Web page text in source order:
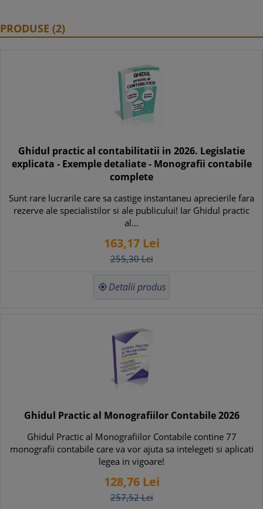
PRODUSE (2)
Ghidul practic al contabilitatii in 2026. Legislatie
explicata - Exemple detaliate - Monografii contabile
complete
Sunt rare lucrarile care sa castige instantaneu aprecierile fara
rezerve ale specialistilor si ale publicului! Iar Ghidul practic
al...
255,30Lei
163,17Lei
 Detalii produs
Ghidul Practic al Monografiilor Contabile 2026
Ghidul Practic al Monografiilor Contabile contine 77
monografii contabile care va vor ajuta sa intelegeti si aplicati
legea in vigoare!
257,52Lei
128,76Lei